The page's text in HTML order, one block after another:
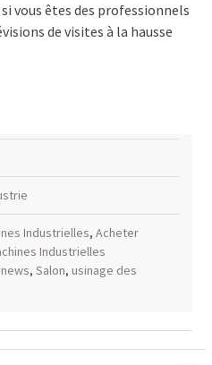
vous êtes des professionnels
de visites à la hausse
Industrielles, Acheter
Industrielles
, Salon, usinage des